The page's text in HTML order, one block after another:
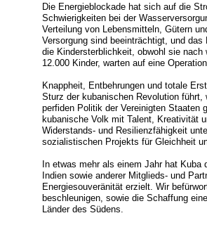
Die Energieblockade hat sich auf die
Schwierigkeiten bei der
Verteilung von Lebensmitteln, Gütern
Versorgung sind beeinträchtigt, und
die Kindersterblichkeit, obwohl sie
12.000 Kinder, warten auf eine Operation.
Knappheit, Entbehrungen und totale
Sturz der kubanischen Revolution
perfiden Politik der Vereinigten Staaten
kubanische Volk mit Talent, Kreativität
Widerstands- und Resilienzfähigkeit
sozialistischen Projekts für Gleichheit
In etwas mehr als einem Jahr hat Kuba
Indien sowie anderer Mitglieds- und
Energiesouveränität erzielt. Wir
beschleunigen, sowie die Schaffung
Länder des Südens.